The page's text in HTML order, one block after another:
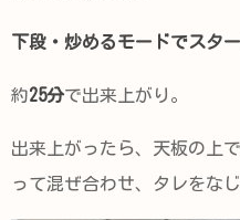
下段・炒めるモードでスター
約25分で出来上がり。
出来上がったら、天板の上
って混ぜ合わせ、タレをなじ